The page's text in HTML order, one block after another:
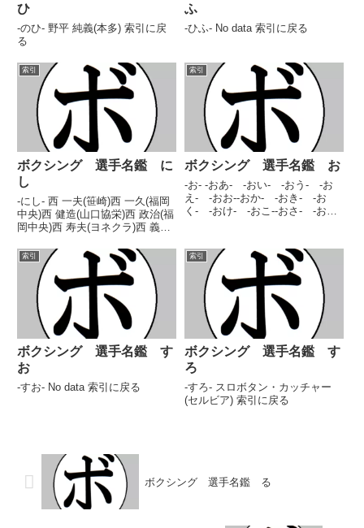
ひ
-のひ- 野平 純義(本多) 索引に戻
る
ふ
-ひふ- No data 索引に戻る
索引
ボクシング 選手名鑑 に
し
-にし- 西 一夫(笹崎)西 一久(福岡
中央)西 健造(山口協栄)西 政治(福
岡中央)西 寿夫(ヨネクラ)西 義人
(テンカウント滋賀)西尾 翔喜(千
里馬神戸)西尾 次郎(大分)西尾 信
二(角海老)西岡 和...
索引
ボクシング 選手名鑑 お
-お- -おあ- -おい- -おう- -お
え- -おお--おか- -おき- -お
く- -おけ- -おこ--おさ- -お
と--おな- -おに- -おぬ- -お
ね- ...
索引
ボクシング 選手名鑑 す
お
-すお- No data 索引に戻る
索引
ボクシング 選手名鑑 す
ろ
-すろ- スロボタン・カッチャー
(セルビア) 索引に戻る
ボクシング 選手名鑑 る